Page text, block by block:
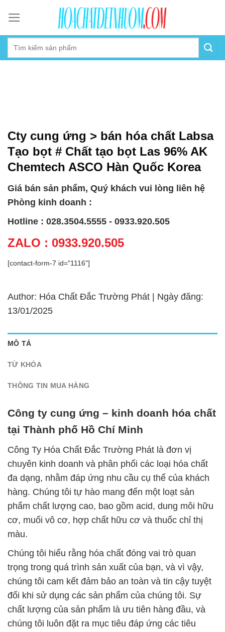
content
Cty cung ứng > bán hóa chất Labsa
Tạo bọt # Chất tạo bọt Las 96% AK
Chemtech ASCO Hàn Quốc Korea
Giá bán sản phẩm, Quý khách vui lòng liên hệ
Phòng kinh doanh :
Hotline : 028.3504.5555 - 0933.920.505
ZALO : 0933.920.505
[contact-form-7 id="1116"]
Author: Hóa Chất Đắc Trường Phát | Ngày đăng:
13/01/2025
MÔ TẢ
TỪ KHÓA
THÔNG TIN MUA HÀNG
Công ty cung ứng – kinh doanh hóa chất
tại Thành phố Hồ Chí Minh
Công Ty Hóa Chất Đắc Trường Phát là đơn vị
chuyên kinh doanh và phân phối các loại hóa chất
đa dạng, nhằm đáp ứng nhu cầu cụ thể của khách
hàng. Chúng tôi tự hào mang đến một loạt sản
phẩm chất lượng cao, bao gồm acid, dung môi hữu
cơ, muối vô cơ, hợp chất hữu cơ và thuốc chỉ thị
màu.
Chúng tôi hiểu rằng hóa chất đóng vai trò quan
trọng trong quá trình sản xuất của bạn, và vì vậy,
chúng tôi cam kết đảm bảo an toàn và tin cậy tuyệt
đối khi sử dụng các sản phẩm của chúng tôi. Sự
chất lượng của sản phẩm là ưu tiên hàng đầu, và
chúng tôi luôn đặt ra mục tiêu đáp ứng các tiêu